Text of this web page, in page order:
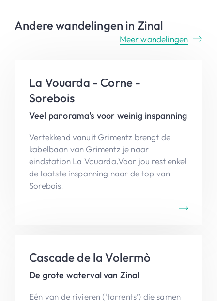
Andere wandelingen in Zinal
Meer wandelingen
La Vouarda - Corne -
Sorebois
Veel panorama's voor weinig inspanning
Vertekkend vanuit Grimentz brengt de
kabelbaan van Grimentz je naar
eindstation La Vouarda.Voor jou rest enkel
de laatste inspanning naar de top van
Sorebois!
Cascade de la Volermò
De grote waterval van Zinal
Eén van de rivieren (‘torrents’) die samen